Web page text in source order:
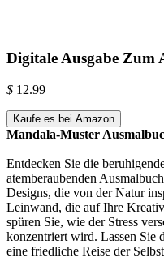
Digitale Ausgabe Zum
$ 12.99
Kaufe es bei Amazon
Mandala-Muster
Entdecken Sie die
atemberaubenden
Designs, die von der Natur
Leinwand, die auf Ihre
spüren Sie, wie der Stress
konzentriert wird. Lassen Sie
eine friedliche Reise der